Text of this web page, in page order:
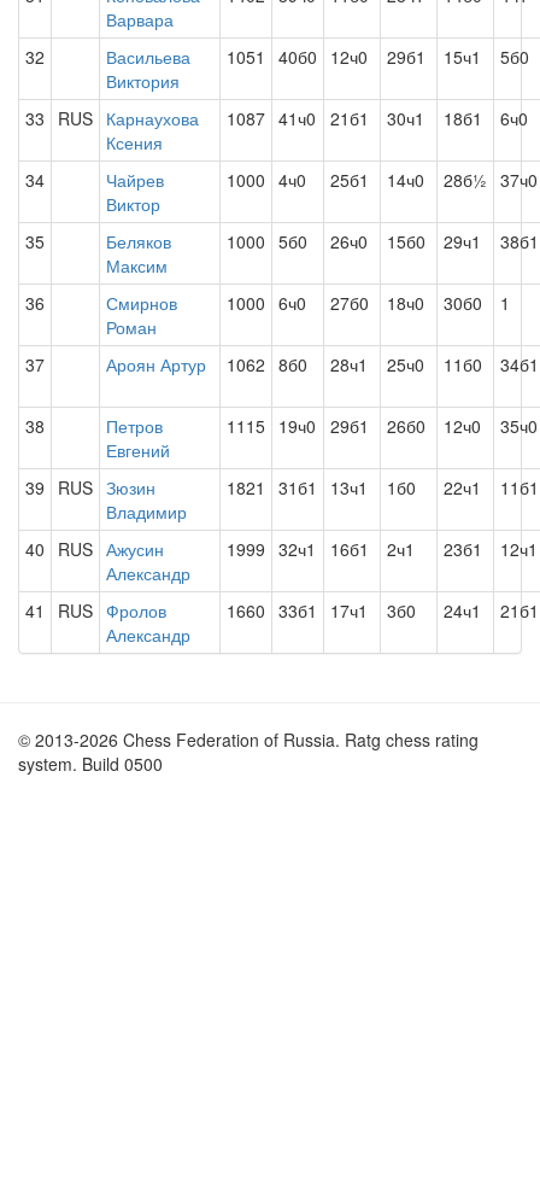
Варвара
32
Васильева
Виктория
1051 40б0 12ч0 29б1 15ч1 5б0
33 RUS Карнаухова
Ксения
1087 41ч0 21б1 30ч1 18б1 6ч0
34
Чайрев
Виктор
1000 4ч0 25б1 14ч0 28б½ 37ч0
35
Беляков
Максим
1000 5б0 26ч0 15б0 29ч1 38б1
36
Смирнов
Роман
1000 6ч0 27б0 18ч0 30б0 1
37 Ароян Артур 1062 8б0 28ч1 25ч0 11б0 34б1
38
Петров
Евгений
1115 19ч0 29б1 26б0 12ч0 35ч0
39 RUS Зюзин
Владимир
1821 31б1 13ч1 1б0 22ч1 11б1
40 RUS Ажусин
Александр
1999 32ч1 16б1 2ч1 23б1 12ч1
41 RUS Фролов
Александр
1660 33б1 17ч1 3б0 24ч1 21б1
© 2013-2026 Chess Federation of Russia. Ratg chess rating
system. Build 0500